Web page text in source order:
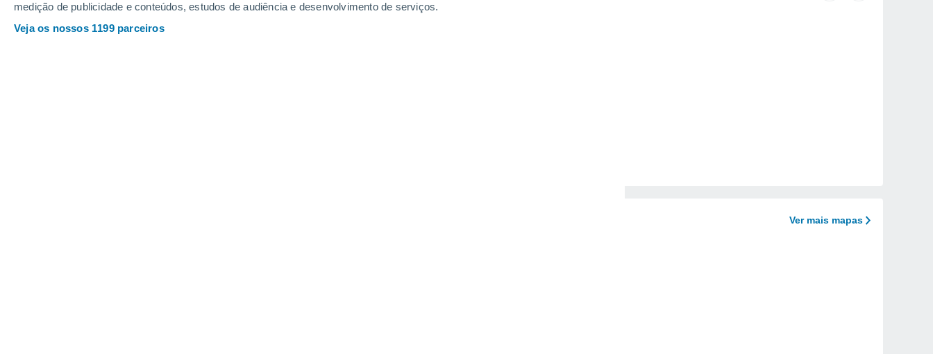
medição de publicidade e conteúdos, estudos de audiência e desenvolvimento de serviços.
Veja os nossos 1199 parceiros
Ver mais mapas